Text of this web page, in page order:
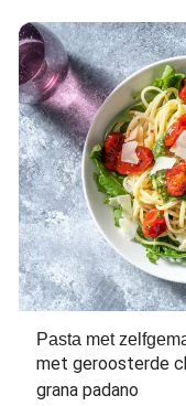
Pasta met
met geroosterde
grana padano